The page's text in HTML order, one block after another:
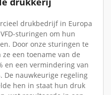
drukbedrijf in Europa
sturingen om hun
Door onze sturingen te
een toename van de
en een vermindering van
De nauwkeurige regeling
hen in staat hun druk